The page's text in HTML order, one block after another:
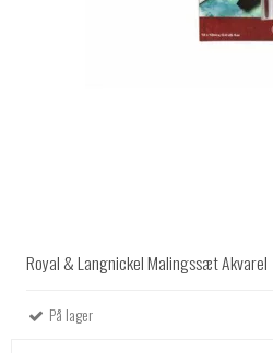
Royal & Langnickel Malingssæt Akvarel
På lager